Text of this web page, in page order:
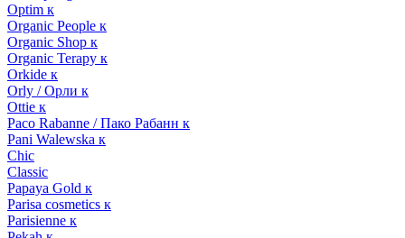
Optim к
Organic People к
Organic Shop к
Organic Terapy к
Orkide к
Orly / Орли к
Ottie к
Paco Rabanne / Пако Рабанн к
Pani Walewska к
Chic
Classic
Papaya Gold к
Parisa cosmetics к
Parisienne к